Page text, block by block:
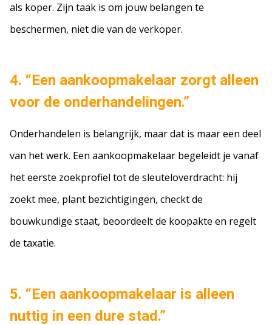
als koper. Zijn taak is om jouw belangen te
beschermen, niet die van de verkoper.
4. “Een aankoopmakelaar zorgt alleen
voor de onderhandelingen.”
Onderhandelen is belangrijk, maar dat is maar een deel
van het werk. Een aankoopmakelaar begeleidt je vanaf
het eerste zoekprofiel tot de sleuteloverdracht: hij
zoekt mee, plant bezichtigingen, checkt de
bouwkundige staat, beoordeelt de koopakte en regelt
de taxatie.
5. “Een aankoopmakelaar is alleen
nuttig in een dure stad.”